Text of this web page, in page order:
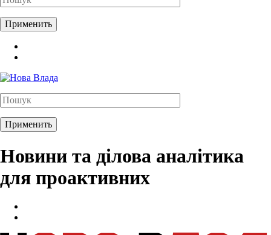
Новини та ділова аналітика
для проактивних